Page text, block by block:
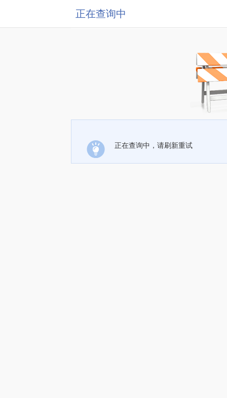
正在查询中
正在查询中，请刷新重试